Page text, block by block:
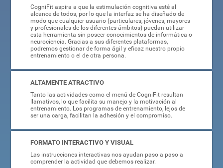
CogniFit aspira a que la estimulación cognitiva esté al
alcance de todos, por lo que la interfaz se ha diseñado de
modo que cualquier usuario (particulares, jóvenes, mayores
y profesionales de los diferentes ámbitos) puedan utilizar
esta herramienta sin poseer conocimientos de informática o
neurociencia. Gracias a sus diferentes plataformas,
podremos gestionar de forma ágil y eficaz nuestro propio
entrenamiento o el de otra persona.
ALTAMENTE ATRACTIVO
Tanto las actividades como el menú de CogniFit resultan
llamativos, lo que facilita su manejo y la motivación al
entrenamiento. Los programas de entrenamiento, lejos de
ser una carga, facilitan la adhesión y el compromiso.
FORMATO INTERACTIVO Y VISUAL
Las instrucciones interactivas nos ayudan paso a paso a
comprender la actividad que debemos realizar.